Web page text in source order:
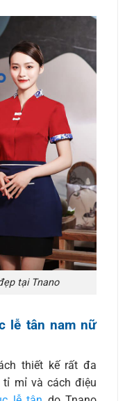
tại Tnano
lễ tân nam nữ
thiết kế rất đa
tỉ mỉ và cách điệu